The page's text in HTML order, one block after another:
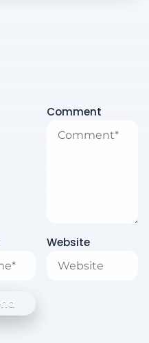
Comment
Website